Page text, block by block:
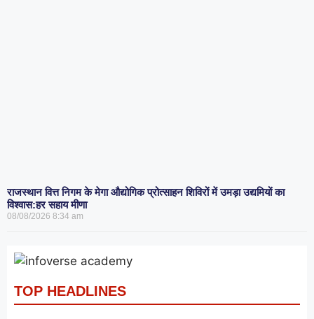
राजस्थान वित्त निगम के मेगा औद्योगिक प्रोत्साहन शिविरों में उमड़ा उद्यमियों का
विश्वास:हर सहाय मीणा
08/08/2026 8:34 am
TOP HEADLINES